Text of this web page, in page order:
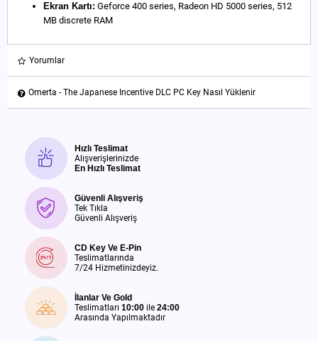
Ekran Kartı: Geforce 400 series, Radeon HD 5000 series, 512
MB discrete RAM
Yorumlar
Omerta - The Japanese Incentive DLC PC Key Nasıl Yüklenir
Hızlı Teslimat
Alışverişlerinizde
En Hızlı Teslimat
Güvenli Alışveriş
Tek Tıkla
Güvenli Alışveriş
CD Key Ve E-Pin
Teslimatlarında
7/24 Hizmetinizdeyiz.
İlanlar Ve Gold
Teslimatları 10:00 ile 24:00
Arasında Yapılmaktadır